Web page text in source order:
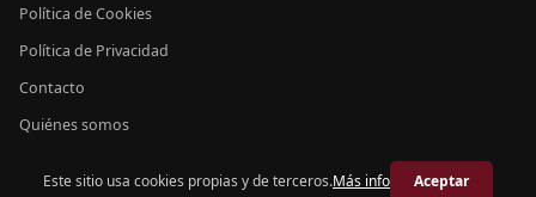
Política de Cookies
Política de Privacidad
Contacto
Quiénes somos
© 2026 Crónica Castilla y León
Este sitio usa cookies propias y de terceros.Más info Aceptar